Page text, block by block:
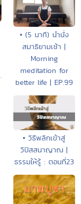
• (5 นาที) นำนั่ง
สมาธิยามเช้า |
Morning
meditation for
better life | EP.99
• วิธีพลิกเข้าสู่
วิปัสสนาญาณ |
ธรรมให้รู้ : ตอนที่23